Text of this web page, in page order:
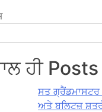
ਹੀ Posts
ਸਤ
ਅਤੇ ਬਲਿਟਜ਼